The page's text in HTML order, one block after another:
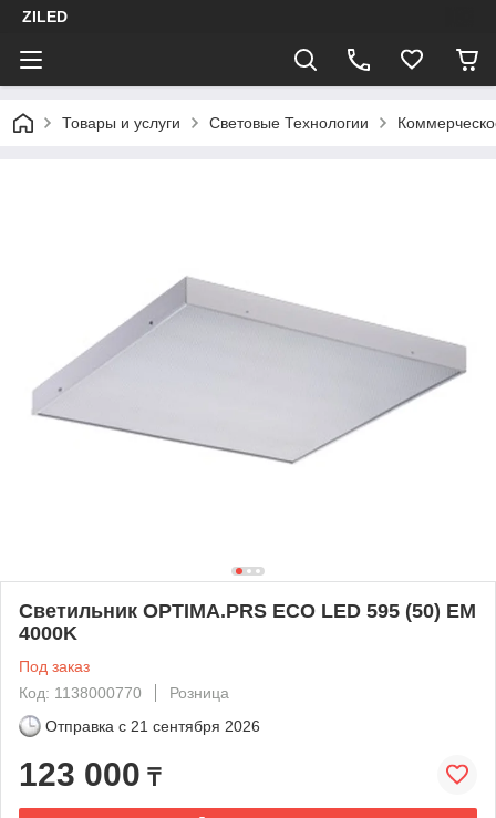
ZILED
Товары и услуги Световые Технологии
Светильник OPTIMA.PRS ECO LED 595 (50) EM
4000K
Под заказ
Код: 1138000770
Розница
Отправка с 21 сентября 2026
123 000 ₸